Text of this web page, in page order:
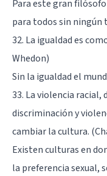
Para este granfilósofo
para todos sin ningún
32. La igualdad es
Whedon)
Sin la igualdad el
33. La violencia racial,
discriminación y
cambiar la cultura.
Existen culturas en
la preferencia sexual,